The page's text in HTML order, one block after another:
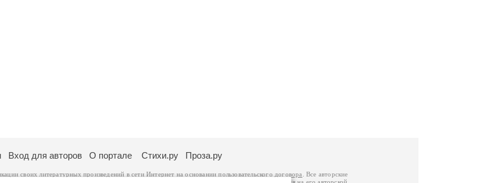
Вход для авторов О портале Стихи.ру Проза.ру
своих литературных произведений в сети Интернет на основаниипользовательского договора
. Все авторские